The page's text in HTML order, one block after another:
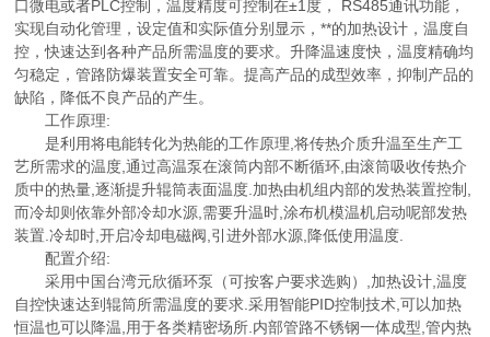
口微电或者PLC控制，温度精度可控制在±1度， RS485通讯功能，
实现自动化管理，设定值和实际值分别显示，**的加热设计，温度自
控，快速达到各种产品所需温度的要求。升降温速度快，温度精确均
匀稳定，管路防爆装置安全可靠。提高产品的成型效率，抑制产品的
缺陷，降低不良产品的产生。
工作原理:
是利用将电能转化为热能的工作原理,将传热介质升温至生产工
艺所需求的温度,通过高温泵在滚筒内部不断循环,由滚筒吸收传热介
质中的热量,逐渐提升辊筒表面温度.加热由机组内部的发热装置控制,
而冷却则依靠外部冷却水源,需要升温时,涂布机模温机启动呢部发热
装置.冷却时,开启冷却电磁阀,引进外部水源,降低使用温度.
配置介绍:
采用中国台湾元欣循环泵（可按客户要求选购）,加热设计,温度
自控快速达到辊筒所需温度的要求.采用智能PID控制技术,可以加热
恒温也可以降温,用于各类精密场所.内部管路不锈钢一体成型,管内热